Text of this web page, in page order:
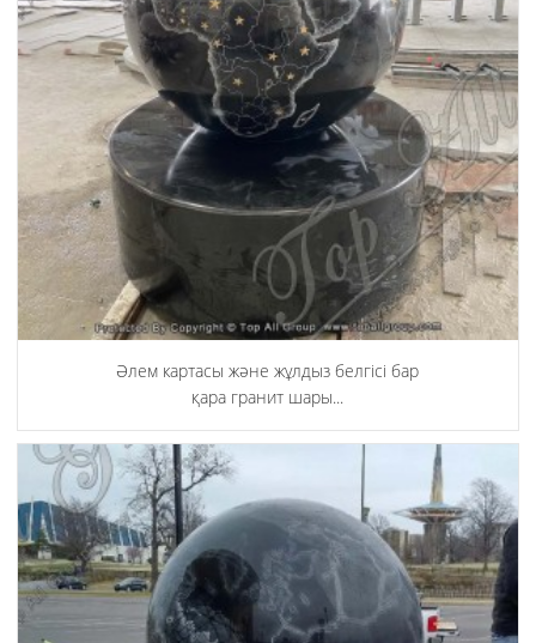
Әлем картасы және жұлдыз белгісі бар
қара гранит шары...